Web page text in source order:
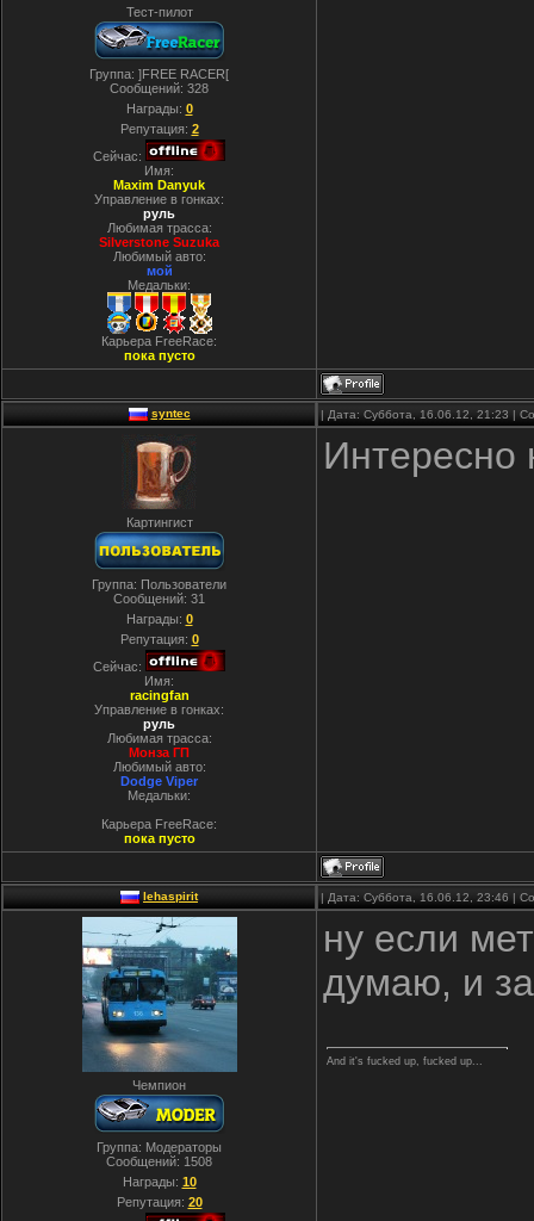
Тест-пилот
Группа: ]FREE RACER[
Сообщений: 328
Награды: 0
Репутация: 2
Сейчас:
Имя:
Maxim Danyuk
Управление в гонках:
руль
Любимая трасса:
Silverstone Suzuka
Любимый авто:
мой
Медальки:
Карьера FreeRace:
пока пусто
syntec | Дата: Суббота, 16.06.12, 21:23 |
Картингист
Группа: Пользователи
Сообщений: 31
Награды: 0
Репутация: 0
Сейчас:
Имя:
racingfan
Управление в гонках:
руль
Любимая трасса:
Монза ГП
Любимый авто:
Dodge Viper
Медальки:
Карьера FreeRace:
пока пусто
Интересно
lehaspirit | Дата: Суббота, 16.06.12, 23:46 |
Чемпион
Группа: Модераторы
Сообщений: 1508
Награды: 10
Репутация: 20
ну если
думаю, и
And it's fucked up, fucked up...